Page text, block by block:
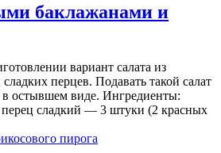
баклажанами и
вариант салата из
перцев. Подавать такой салат
остывшем виде. Ингредиенты:
сладкий — 3 штуки (2 красных